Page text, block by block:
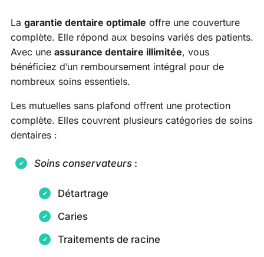
La garantie dentaire optimale offre une couverture
complète. Elle répond aux besoins variés des patients.
Avec une assurance dentaire illimitée, vous
bénéficiez d’un remboursement intégral pour de
nombreux soins essentiels.
Les mutuelles sans plafond offrent une protection
complète. Elles couvrent plusieurs catégories de soins
dentaires :
Soins conservateurs :
Détartrage
Caries
Traitements de racine